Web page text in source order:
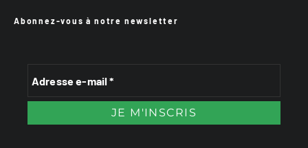
Abonnez-vous à notre newsletter